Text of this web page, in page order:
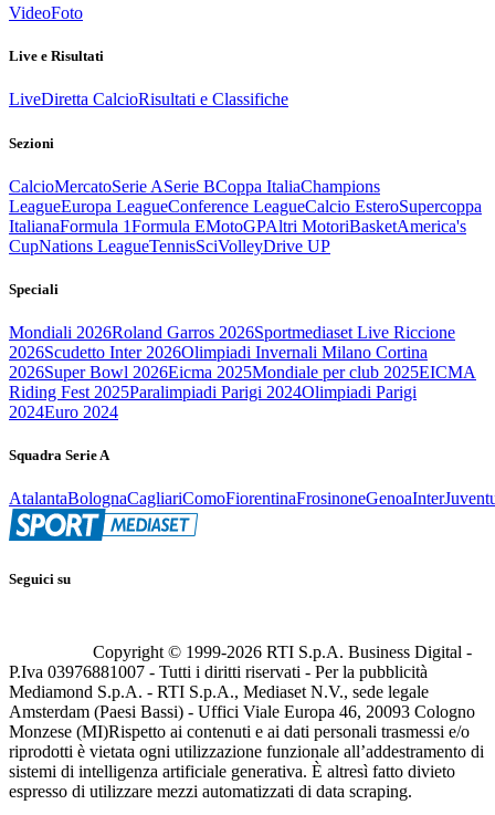
VideoFoto
Live e Risultati
LiveDiretta CalcioRisultati e Classifiche
Sezioni
CalcioMercatoSerie ASerie BCoppa ItaliaChampions
LeagueEuropa LeagueConference LeagueCalcio EsteroSupercoppa
ItalianaFormula 1Formula EMotoGPAltri MotoriBasketAmerica's
CupNations LeagueTennisSciVolleyDrive UP
Speciali
Mondiali 2026Roland Garros 2026Sportmediaset Live Riccione
2026Scudetto Inter 2026Olimpiadi Invernali Milano Cortina
2026Super Bowl 2026Eicma 2025Mondiale per club 2025EICMA
Riding Fest 2025Paralimpiadi Parigi 2024Olimpiadi Parigi
2024Euro 2024
Squadra Serie A
AtalantaBolognaCagliariComoFiorentinaFrosinoneGenoaInter
Seguici su
Copyright © 1999-2026 RTI S.p.A. Business Digital -
P.Iva 03976881007 - Tutti i diritti riservati - Per la pubblicità
Mediamond S.p.A. - RTI S.p.A., Mediaset N.V., sede legale
Amsterdam (Paesi Bassi) - Uffici Viale Europa 46, 20093 Cologno
Monzese (MI)Rispetto ai contenuti e ai dati personali trasmessi e/o
riprodotti è vietata ogni utilizzazione funzionale all’addestramento di
sistemi di intelligenza artificiale generativa. È altresì fatto divieto
espresso di utilizzare mezzi automatizzati di data scraping.